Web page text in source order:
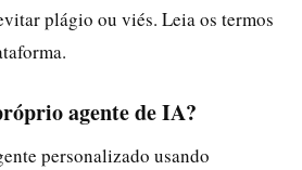
plágio ou viés. Leia os termos
agente de IA?
personalizado usando